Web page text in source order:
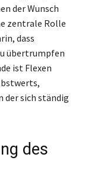
der Wunsch
zentrale Rolle
dass
übertrumpfen
ist Flexen
der sich ständig
des